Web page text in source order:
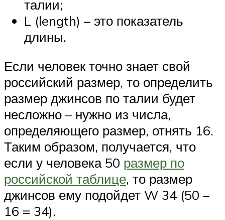
талии;
L (length) – это показатель
длины.
Если человек точно знает свой
российский размер, то определить
размер джинсов по талии будет
несложно – нужно из числа,
определяющего размер, отнять 16.
Таким образом, получается, что
если у человека 50 размер по
российской таблице, то размер
джинсов ему подойдет W 34 (50 –
16 = 34).